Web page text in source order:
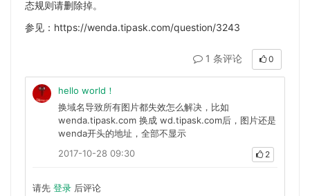
态规则请删除掉。
参见：https://wenda.tipask.com/question/3243
1 条评论 0
hello world！
换域名导致所有图片都失效怎么解决，比如
wenda.tipask.com 换成 wd.tipask.com后，图片还是
wenda开头的地址，全部不显示
2017-10-28 09:30
2
请先 登录 后评论